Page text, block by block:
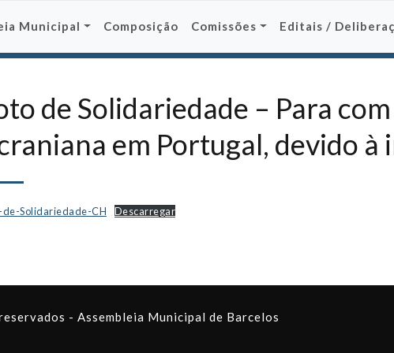
Municipal Composição Comissões Editais /
de Solidariedade – Para
em Portugal, devido à
de-Solidariedade-CH Descarregar
- Assembleia Municipal de Barcelos